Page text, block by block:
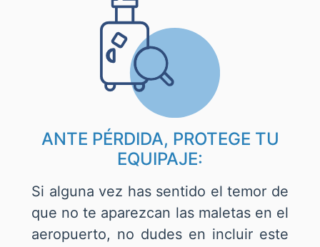
ANTE PÉRDIDA, PROTEGE TU
EQUIPAJE:
Si alguna vez has sentido el temor de
que no te aparezcan las maletas en el
aeropuerto, no dudes en incluir este